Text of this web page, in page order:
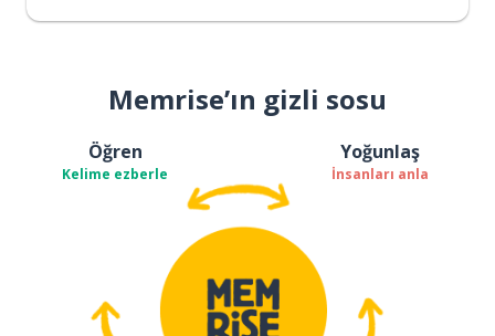
Memrise’ın gizli sosu
Öğren
Kelime ezberle
Yoğunlaş
İnsanları anla